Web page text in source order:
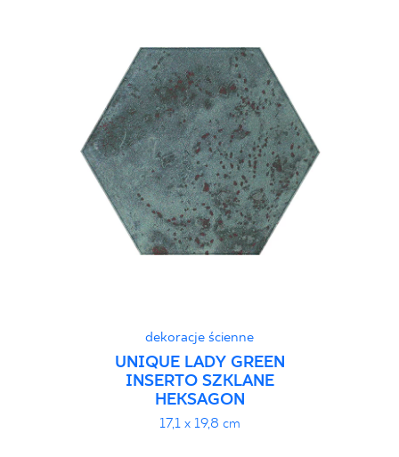
dekoracje ścienne
UNIQUE LADY GREEN
INSERTO SZKLANE
HEKSAGON
17,1 x 19,8 cm